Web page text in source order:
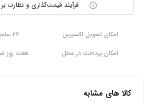
فرآیند قیمت‌گذاری و نظارت
امکان تحویل اکسپرس
۲۴ ساعته، ۷ روز هفته
امکان پرداخت در محل
هفت روز
کالا های مشابه